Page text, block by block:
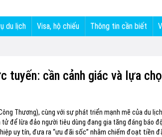
du lịch Visa, hộ chiếu Thông tin cần biết
tuyến: cần cảnh giác và lựa
Thương), cùng với sự phát triển mạnh mẽ của du
để lừa đảo người tiêu dùng đang gia tăng đáng báo
uy tín, đưa ra “ưu đãi sốc” nhằm chiếm đoạt tiền